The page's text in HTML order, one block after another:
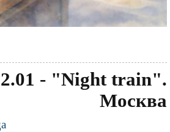
- "Night train".
Москва